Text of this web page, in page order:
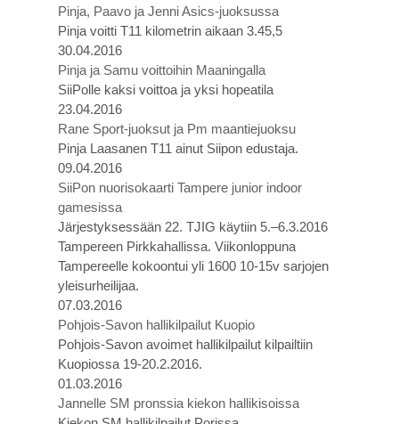
Pinja, Paavo ja Jenni Asics-juoksussa
Pinja voitti T11 kilometrin aikaan 3.45,5
30.04.2016
Pinja ja Samu voittoihin Maaningalla
SiiPolle kaksi voittoa ja yksi hopeatila
23.04.2016
Rane Sport-juoksut ja Pm maantiejuoksu
Pinja Laasanen T11 ainut Siipon edustaja.
09.04.2016
SiiPon nuorisokaarti Tampere junior indoor
gamesissa
Järjestyksessään 22. TJIG käytiin 5.–6.3.2016
Tampereen Pirkkahallissa. Viikonloppuna
Tampereelle kokoontui yli 1600 10-15v sarjojen
yleisurheilijaa.
07.03.2016
Pohjois-Savon hallikilpailut Kuopio
Pohjois-Savon avoimet hallikilpailut kilpailtiin
Kuopiossa 19-20.2.2016.
01.03.2016
Jannelle SM pronssia kiekon hallikisoissa